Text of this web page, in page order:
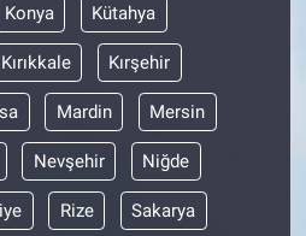
Konya Kütahya
Kırıkkale Kırşehir
Mardin Mersin
Nevşehir Niğde
Rize Sakarya